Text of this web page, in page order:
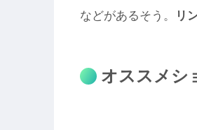
などがあるそう。 リ
オススメシ